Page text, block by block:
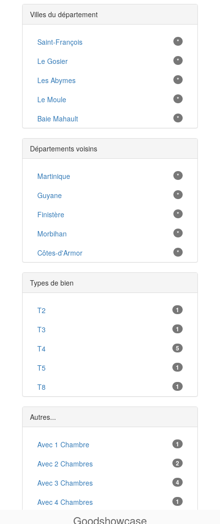
Villes du département
Saint-François *
Le Gosier *
Les Abymes *
Le Moule *
Baie Mahault *
Basse-Terre *
Petit Bourg *
Capesterre Belle Eau *
Marigot *
Morne-À-l'Eau *
Baillif *
Capesterre-de-Marie-Galante *
Anse-Bertrand *
Trois Rivieres *
Pointe-à-Pitre *
Saint Charles *
Leroux *
Bouilante *
Grand-Bourg *
Départements voisins
Martinique *
Guyane *
Finistère *
Morbihan *
Côtes-d'Armor *
Types de bien
T2 1
T3 1
T4 5
T5 1
T8 1
Villa 2
Autres...
Avec 1 Chambre 1
Avec 2 Chambres 2
Avec 3 Chambres 4
Avec 4 Chambres 1
Goodshowcase